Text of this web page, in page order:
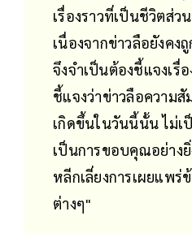
เรื่องราวที่เป็นชีวิตส่ว
เนื่องจากข่าวลือยังคง
จึงจำเป็นต้องชี้แจงเรื่
ชี้แจงว่าข่าวลือความสั
เกิดขึ้นในวันนี้นั้น ไม่เ
เป็นการขอบคุณอย่าง
หลีกเลี่ยงการเผยแพร่
ต่างๆ"